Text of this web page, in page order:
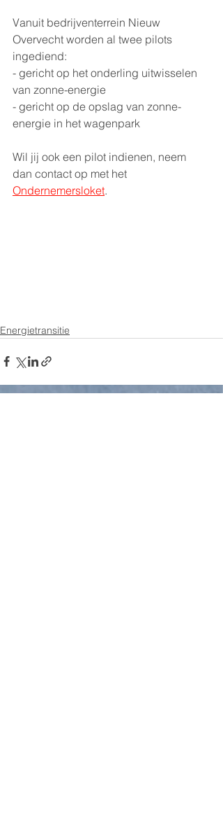
Vanuit bedrijventerrein Nieuw
Overvecht worden al twee pilots
ingediend:
- gericht op het onderling uitwisselen
van zonne-energie
- gericht op de opslag van zonne-
energie in het wagenpark
Wil jij ook een pilot indienen, neem
dan contact op met het
Ondernemersloket.
Energietransitie